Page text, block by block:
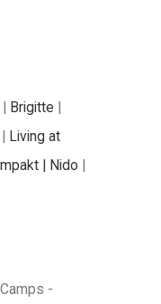
| Brigitte |
| Living at
| Nido |
-